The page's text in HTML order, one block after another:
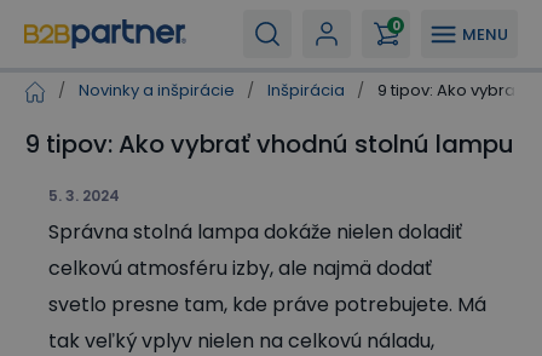
MENU
0
/ Novinky a inšpirácie / Inšpirácia / 9 tipov: Ako vybrať
9 tipov: Ako vybrať vhodnú stolnú lampu
5. 3. 2024
Správna stolná lampa dokáže nielen doladiť
celkovú atmosféru izby, ale najmä dodať
svetlo presne tam, kde práve potrebujete. Má
tak veľký vplyv nielen na celkovú náladu,